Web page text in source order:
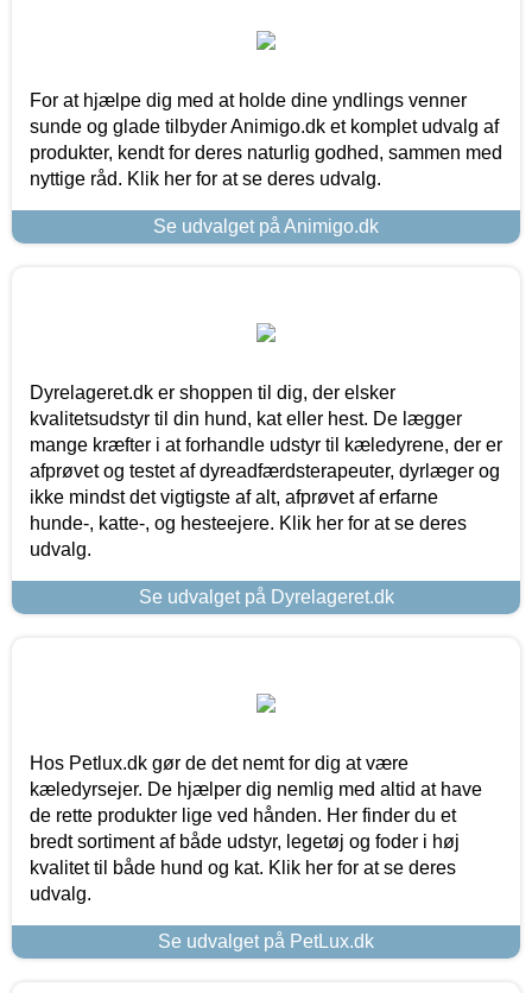
For at hjælpe dig med at holde dine yndlings venner
sunde og glade tilbyder Animigo.dk et komplet udvalg af
produkter, kendt for deres naturlig godhed, sammen med
nyttige råd. Klik her for at se deres udvalg.
Se udvalget på Animigo.dk
Dyrelageret.dk er shoppen til dig, der elsker
kvalitetsudstyr til din hund, kat eller hest. De lægger
mange kræfter i at forhandle udstyr til kæledyrene, der er
afprøvet og testet af dyreadfærdsterapeuter, dyrlæger og
ikke mindst det vigtigste af alt, afprøvet af erfarne
hunde-, katte-, og hesteejere. Klik her for at se deres
udvalg.
Se udvalget på Dyrelageret.dk
Hos Petlux.dk gør de det nemt for dig at være
kæledyrsejer. De hjælper dig nemlig med altid at have
de rette produkter lige ved hånden. Her finder du et
bredt sortiment af både udstyr, legetøj og foder i høj
kvalitet til både hund og kat. Klik her for at se deres
udvalg.
Se udvalget på PetLux.dk